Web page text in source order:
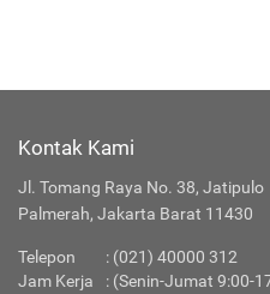
Kontak Kami
Jl. Tomang Raya No. 38, Jatipulo
Palmerah, Jakarta Barat 11430
Telepon : (021) 40000 312
Jam Kerja
: (Senin-Jumat 9:00-